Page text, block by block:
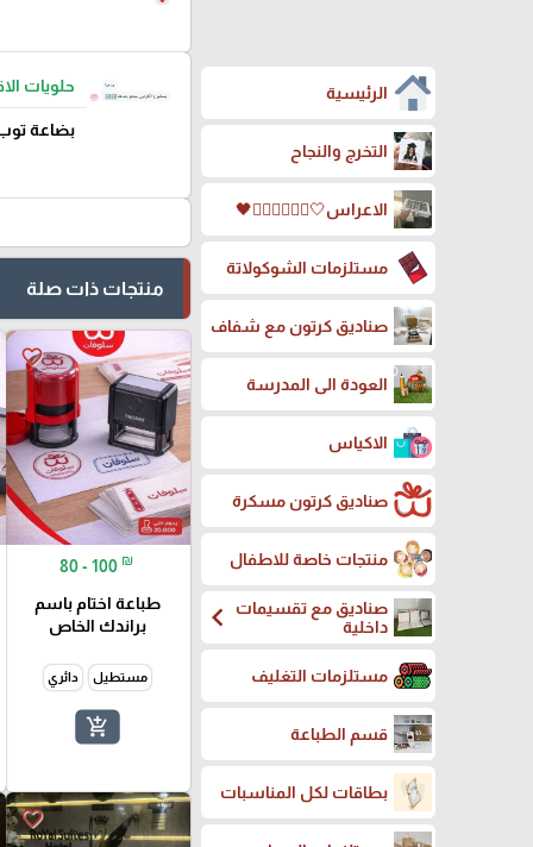
الرئيسية
التخرج والنجاح
الاعراس🤍🤵🏻‍♀️👰🏻‍♀️🖤
مستلزمات الشوكولاتة
صناديق كرتون مع شفاف
العودة الى المدرسة
الاكياس
صناديق كرتون مسكرة
منتجات خاصة للاطفال
صناديق مع تقسيمات
داخلية
chevron_left
مستلزمات التغليف
قسم الطباعة
بطاقات لكل المناسبات
حلويات
بضاعة
منتجات ذات صلة
favorite_border
80 - 100 ₪
طباعة اختام باسم
براندك الخاص
مستطيل دائري
add_shopping_cart
favorite_border